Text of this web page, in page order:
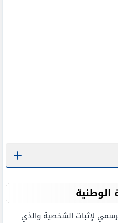
الوطنية
لإثبات الشخصية والذي